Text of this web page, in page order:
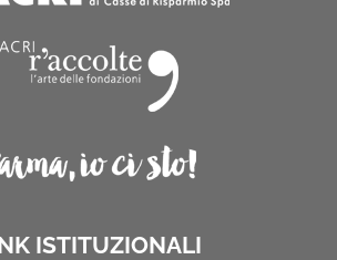
ISTITUZIONALI